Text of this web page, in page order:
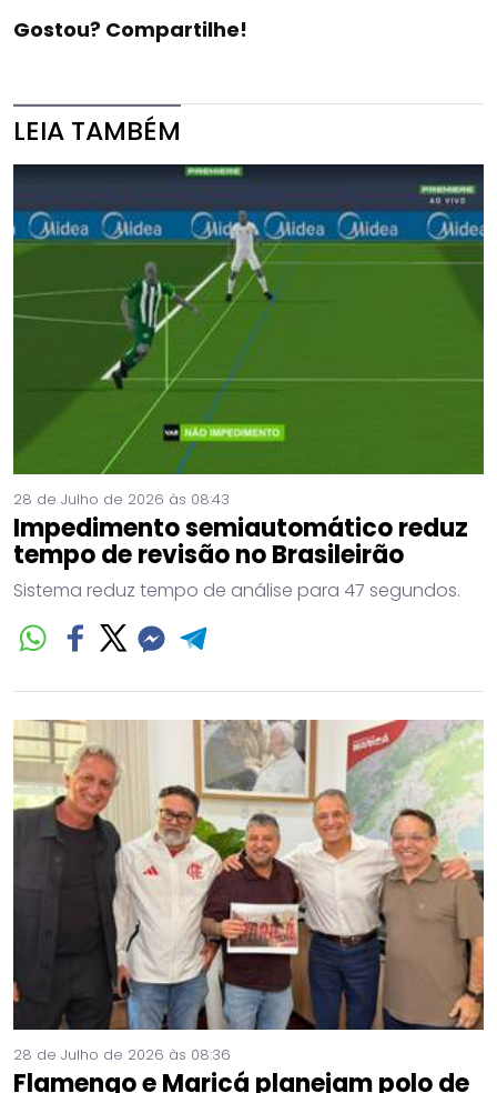
Gostou? Compartilhe!
LEIA TAMBÉM
28 de Julho de 2026 às 08:43
Impedimento semiautomático reduz
tempo de revisão no Brasileirão
Sistema reduz tempo de análise para 47 segundos.
28 de Julho de 2026 às 08:36
Flamengo e Maricá planejam polo de